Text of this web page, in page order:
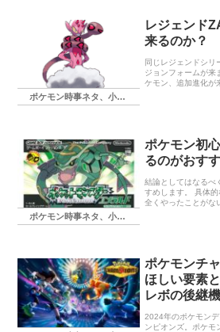
ポケモン時事ネタ、小ネタ
レジェンド
来るのか？
同じレジェンドシリ
ジョンフォームが来
ケモン、追加進化が
ス、イベルタルのフ
ジョンフォームはカ
ポケモン時事ネタ、小ネタ
ポケモン初
るのがおす
結論としてはなるべ
すめします。 具体
全くやったことがな
由 ゲームシステム
ライン要素が活発
のもあり、最新作よ
向け】初めてポケモ
ポケモンチ
ほしい要素
レボの後継機
2024年のポケモン
ンピオンズ。ポケモ